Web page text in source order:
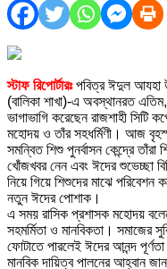
স্টাফ রিপোর্টারঃপবিত্র ঈদুল আযহা
(বালিকা শাখা)-এ অবস্থানরত
ভাগাভাগি করেছেন রাজশাহী সিটি
মহোদয় ও তাঁর সহধর্মিণী। আজ
সমন্বিত শিশু পুনর্বাসন কেন্দ্রে
খোঁজখবর নেন এবং ঈদের শুভেচ্ছা
নিয়ে গিয়ে শিশুদের মাঝে পরিবেশন
নতুন ঈদের পোশাক।
এ সময় রাসিক প্রশাসক মহোদয়
সহমর্মিতা ও মানবিকতা। সমাজের
ফোটাতে পারলেই ঈদের আনন্দ
মানবিক দায়িত্ব পালনের আহ্বান